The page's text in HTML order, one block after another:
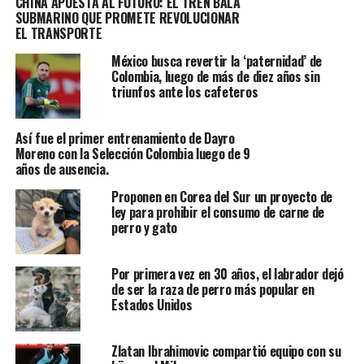
Una lista-guía de juegos que podes compartir con tu perro
Una lista-guía de juegos que
podes compartir con tu perro
Tira y afloja
SUBMARINO QUE PROMETE REVOLUCIONAR
EL TRANSPORTE
México busca revertir la ‘paternidad’ de
Colombia, luego de más de diez años sin
triunfos ante los cafeteros
Así fue el primer entrenamiento de Dayro
Moreno con la Selección Colombia luego de 9
años de ausencia.
Proponen en Corea del Sur un proyecto de
ley para prohibir el consumo de carne de
perro y gato
Por primera vez en 30 años, el labrador dejó
de ser la raza de perro más popular en
Estados Unidos
Zlatan Ibrahimovic compartió equipo con su